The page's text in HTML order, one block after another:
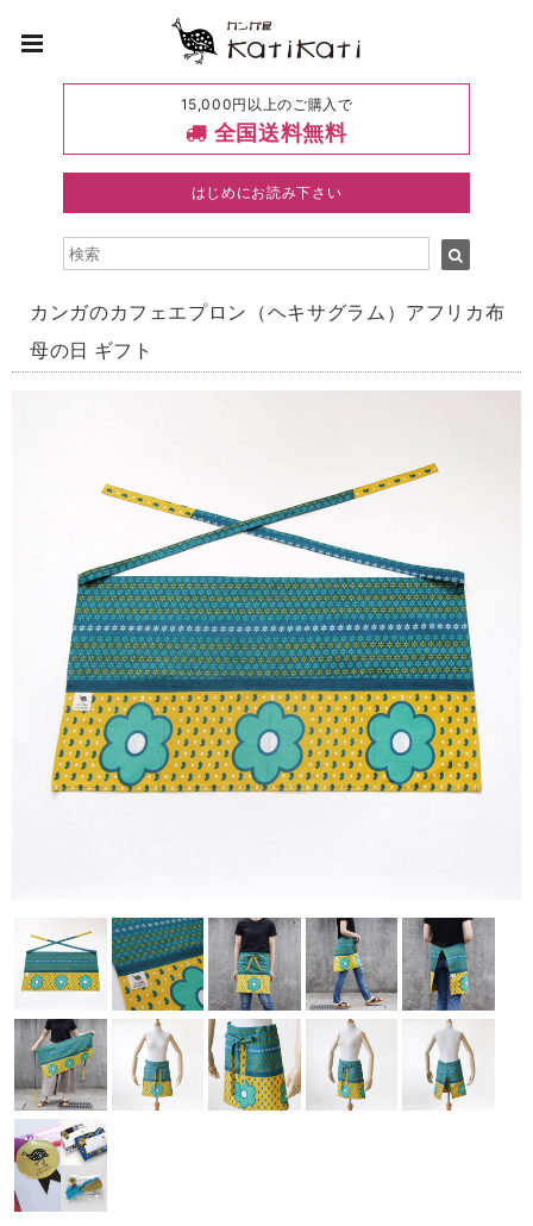
15,000円以上のご購入で
全国送料無料
はじめにお読み下さい
カンガのカフェエプロン（ヘキサグラム）アフリカ布
母の日 ギフト